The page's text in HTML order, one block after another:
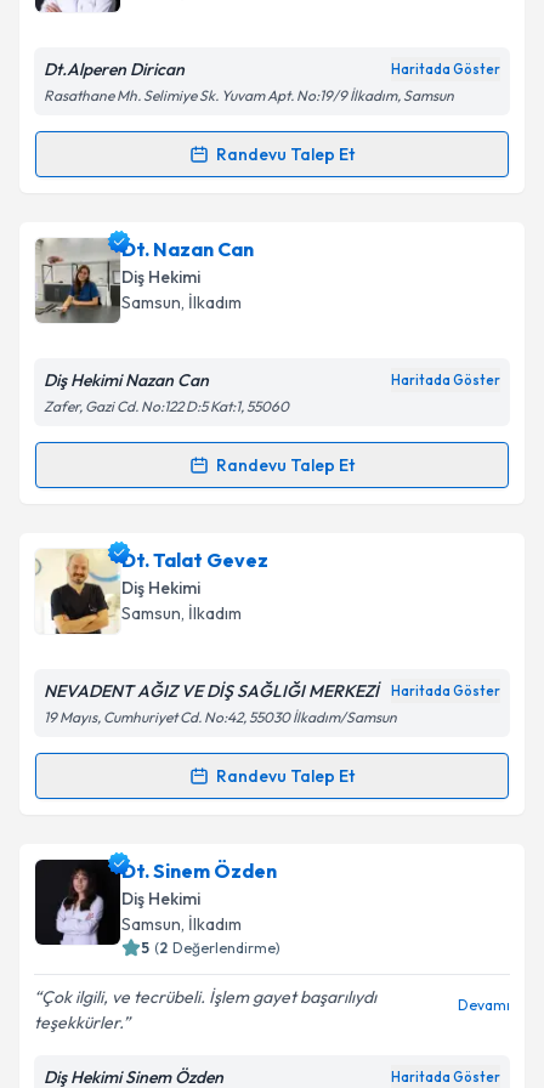
Kişisel verilerimin işlenmesine ilişkin
Metni'ni okudum ve kişisel verilerimin belirtilen
Takvim Talebini Gönder
Dt.Alperen Dirican Haritada Göster
Rasathane Mh. Selimiye Sk. Yuvam Apt. No:19/9 İlkadım, Samsun
Randevu Talep Et
Randevu Takvimi Talebi
Dt. Alperen Diricaniçin randevu takvimi talebi
oluşturun. Size bu uzmandan randevu almanız için bir
takvim hazırlandığında e-posta ile bilgilendireceğiz.
Kişisel verilerimin işlenmesine ilişkin
Metni'ni okudum ve kişisel verilerimin belirtilen
Takvim Talebini Gönder
Dt. Nazan Can
Diş Hekimi
Samsun, İlkadım
Diş Hekimi Nazan Can Haritada Göster
Zafer, Gazi Cd. No:122 D:5 Kat:1, 55060
Randevu Talep Et
Randevu Takvimi Talebi
Dt. Nazan Can için randevu takvimi talebi oluşturun.
Size bu uzmandan randevu almanız için bir takvim
hazırlandığında e-posta ile bilgilendireceğiz.
Kişisel verilerimin işlenmesine ilişkin
Metni'ni okudum ve kişisel verilerimin belirtilen
Takvim Talebini Gönder
Dt. Talat Gevez
Diş Hekimi
Samsun, İlkadım
NEVADENT AĞIZ VE DİŞ SAĞLIĞI MERKEZİ Haritada Göster
19 Mayıs, Cumhuriyet Cd. No:42, 55030 İlkadım/Samsun
Randevu Talep Et
Randevu Takvimi Talebi
Dt. Talat Geveziçin randevu takvimi talebi oluşturun.
Size bu uzmandan randevu almanız için bir takvim
hazırlandığında e-posta ile bilgilendireceğiz.
Dt. Sinem Özden
Diş Hekimi
Samsun, İlkadım
5 (2 Değerlendirme)
Çok ilgili, ve tecrübeli. İşlem gayet başarılıydı
teşekkürler.
Devamı
Diş Hekimi Sinem Özden Haritada Göster